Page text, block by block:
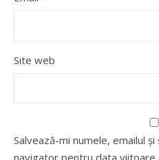
Site web
Salvează-mi numele, emailul
navigator pentru data viitoare